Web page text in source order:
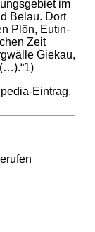
im
Belau. Dort
Plön, Eutin-
Zeit
Giekau,
Eintrag.